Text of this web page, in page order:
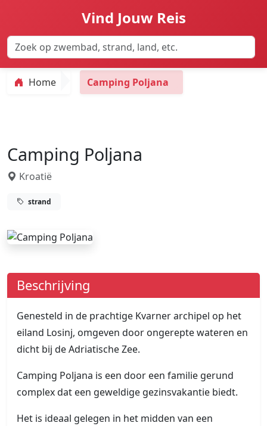
Vind Jouw Reis
Home Camping Poljana
Camping Poljana
Kroatië
strand
Beschrijving
Genesteld in de prachtige Kvarner archipel op het
eiland Losinj, omgeven door ongerepte wateren en
dicht bij de Adriatische Zee.
Camping Poljana is een door een familie gerund
complex dat een geweldige gezinsvakantie biedt.
Het is ideaal gelegen in het midden van een